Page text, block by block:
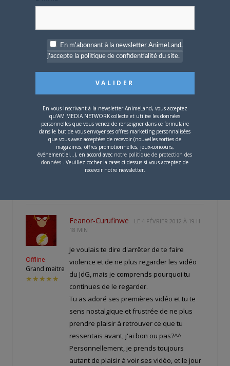
chaque fois qu'un défaut est pointé, il doit
nouveau, c'est redondant sur la longueur.
JdG : c'est pas naturel, ça sonne faux, c'est
forcé, bref ça m'énerve. Vraiment, comparé
à ses premières vidéos, je trouve que ce
qu'il fait actuellement est mauvais.
Voilà, c'était juste pour donner l'autre avis
Offline
Grand maitre
★★★★★
Feanor-Curufinwe LE 4 FÉVRIER 2012 À 19 H
18 MIN
Je voulais te dire d'arrêter de te faire
violence et de ne plus regarder les vidéo
du JdG, mais je comprends pourquoi tu
continues de le regarder.
Tu as adoré ses premières vidéo et tu te
sens nostalgique et frustrée de ne plus
prendre plaisir à retrouver ce que tu
ressentais avant, j'ai bon ou pas?^^
Personnellement, je prends toujours
autant de plaisir à voir ses vidéo, et le jour
En m'abonnant à la newsletter AnimeLand,
j'accepte la politique de confidentialité du site.
En vous inscrivant à la newsletter AnimeLand, vous acceptez
qu'AM MEDIA NETWORK collecte et utilise les données
personnelles que vous venez de renseigner dans ce formulaire
dans le but de vous envoyer ses offres marketing personnalisées
que vous avez acceptées de recevoir (nouvelles sorties de
magazines, offres promotionnelles, jeux-concours,
événementiel...), en accord avec notre politique de protection des
données . Veuillez cocher la cases ci-dessus si vous acceptez de
recevoir notre newsletter.